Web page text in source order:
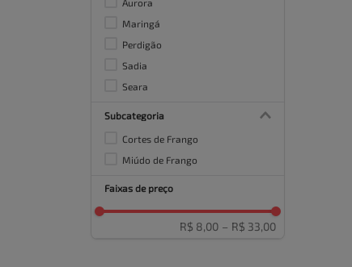
Aurora
Maringá
Perdigão
Sadia
Seara
Subcategoria
Cortes de Frango
Miúdo de Frango
Faixas de preço
R$ 8,00 – R$ 33,00